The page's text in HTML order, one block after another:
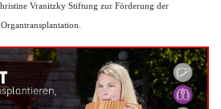
Vranitzky Stiftung zur Förderung der
Organtransplantation.